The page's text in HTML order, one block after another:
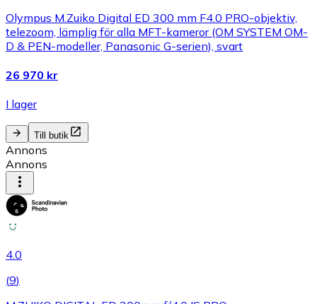
Olympus M.Zuiko Digital ED 300 mm F4.0 PRO-objektiv,
telezoom, lämplig för alla MFT-kameror (OM SYSTEM OM-
D & PEN-modeller, Panasonic G-serien), svart
26 970 kr
I lager
Till butik
Annons
Annons
4.0
(9)